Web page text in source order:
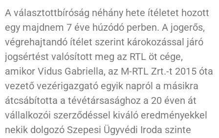
A választottbíróság néhány hete ítéletet hozott
egy majdnem 7 éve húzódó perben. A jogerős,
végrehajtandó ítélet szerint károkozással járó
jogsértést valósított meg az RTL öt cége,
amikor Vidus Gabriella, az M-RTL Zrt.-t 2015 óta
vezető vezérigazgató egyik napról a másikra
átcsábította a tévétársasághoz a 20 éven át
vállalkozói szerződéssel kiváló eredményekkel
nekik dolgozó Szepesi Ügyvédi Iroda szinte